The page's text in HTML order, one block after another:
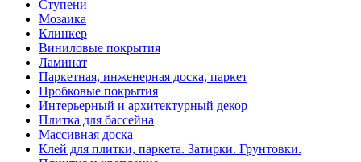
Ступени
Мозаика
Клинкер
Виниловые покрытия
Ламинат
Паркетная, инженерная доска, паркет
Пробковые покрытия
Интерьерный и архитектурный декор
Плитка для бассейна
Массивная доска
Клей для плитки, паркета. Затирки. Грунтовки.